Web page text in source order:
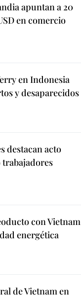
apuntan a 20
en comercio
en Indonesia
y desaparecidos
destacan acto
con Vietnam
energética
de Vietnam en